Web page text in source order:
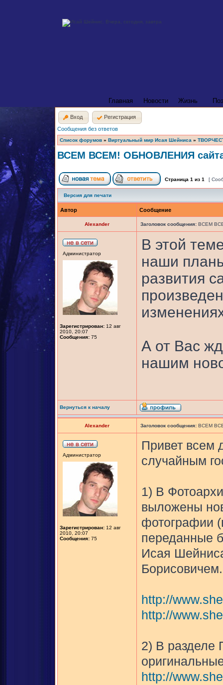
Главная Новости Жизнь
Вход
Регистрация
Сообщения без ответов
Список форумов » Виртуальный мир Исая Шейниса »
ВСЕМ ВСЕМ! ОБНОВЛЕНИЯ сайта
Страница 1 из 1 [
Версия для печати
Автор Сообщение
Alexander Заголовок сообщения: ВСЕМ
Администратор
Зарегистрирован: 12 авг
2010, 20:07
Сообщения: 75
В этой
наши
развития
А от Вас
нашим
Вернуться к началу
Alexander Заголовок сообщения: ВСЕМ
Администратор
Зарегистрирован: 12 авг
2010, 20:07
Сообщения: 75
Привет всем
случайным
1) В
выложены
фотографии
переданные
Исая
http://
http://
2) В разделе
http://